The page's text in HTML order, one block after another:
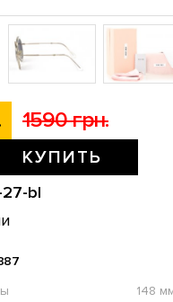
1590 грн.
КУПИТЬ
bl
148